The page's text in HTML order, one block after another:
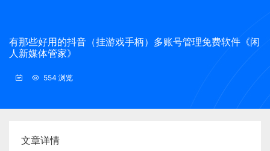
有那些好用的抖音（挂游戏手柄）多账号管理免费软件《闲
人新媒体管家》
554 浏览
文章详情